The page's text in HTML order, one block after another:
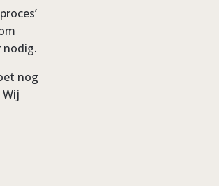
nodig.
nog